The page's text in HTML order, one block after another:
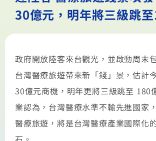
30億元，明年將三級跳
政府開放陸客來台觀光，並啟動周末
台灣醫療旅遊帶來新「錢」景，估計
30億元商機，明年更將三級跳至 180
業認為，台灣醫療水準不輸先進國家
醫療旅遊，將是台灣醫療產業國際化